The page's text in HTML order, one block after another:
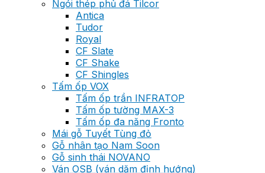
Ngói thép phủ đá Tilcor
Antica
Tudor
Royal
CF Slate
CF Shake
CF Shingles
Tấm ốp VOX
Tấm ốp trần INFRATOP
Tấm ốp tường MAX-3
Tấm ốp đa năng Fronto
Mái gỗ Tuyết Tùng đỏ
Gỗ nhân tạo Nam Soon
Gỗ sinh thái NOVANO
Ván OSB (ván dăm định hướng)